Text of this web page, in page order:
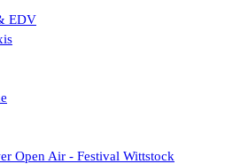
EDV
Open Air - Festival Wittstock